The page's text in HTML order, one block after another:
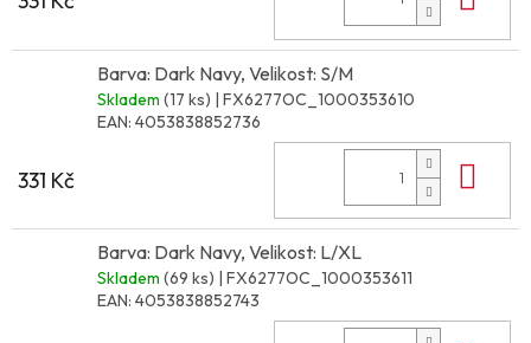
Barva: Dark Navy, Velikost: S/M
Skladem (17 ks) | FX6277OC_1000353610
EAN: 4053838852736
331 Kč
Barva: Dark Navy, Velikost: L/XL
Skladem (69 ks) | FX6277OC_1000353611
EAN: 4053838852743